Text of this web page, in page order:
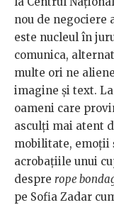
nou de negociere
este nucleul în
comunica,
multe ori ne
imagine și text.
oameni care
asculți mai atent
mobilitate, emoții
acrobațiile unui
despre rope
pe Sofia Zadar